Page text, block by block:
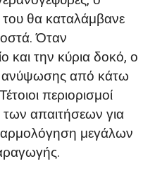
θα καταλάμβανε
Όταν
και την κύρια δοκό, ο
ανύψωσης από κάτω
περιορισμοί
απαιτήσεων για
μεγάλων